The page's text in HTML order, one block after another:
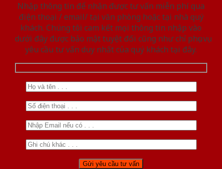
Nhập thông tin để nhận được tư vấn miễn phí qua
điện thoại / email/ tại văn phòng hoặc tại nhà quý
khách. Chúng tôi cam kết mọi thông tin nhập vào
dưới đây được bảo mật tuyệt đối cũng như chỉ phục vụ
yêu cầu tư vấn duy nhất của quý khách tại đây.